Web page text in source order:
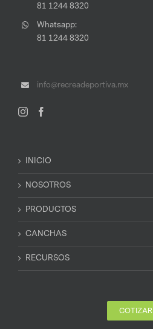
81 1244 8320
Whatsapp:
81 1244 8320
info@recreadeportiva.mx
INICIO
NOSOTROS
PRODUCTOS
CANCHAS
RECURSOS
COTIZAR